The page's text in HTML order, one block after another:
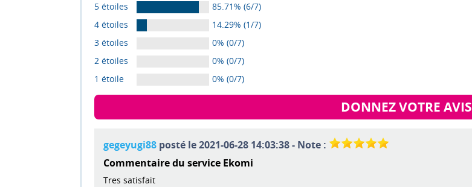
5 étoiles
85.71% (6/7)
4 étoiles
14.29% (1/7)
3 étoiles
0% (0/7)
2 étoiles
0% (0/7)
1 étoile
0% (0/7)
DONNEZ VOTRE AVIS
gegeyugi88 posté le 2021-06-28 14:03:38 - Note :
Commentaire du service Ekomi
Tres satisfait